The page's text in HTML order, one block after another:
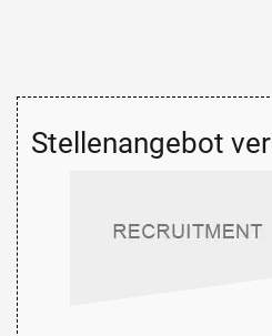
Stellenangebot